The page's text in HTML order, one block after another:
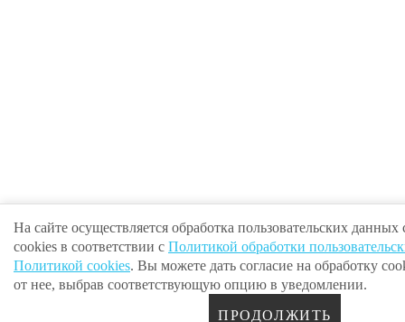
На сайте осуществляется обработка пользовательских
cookies в соответствии с Политикой обработки
Политикой cookies. Вы можете дать согласие на обработку
от нее, выбрав соответствующую опцию в уведомлении.
ПРОДОЛЖИТЬ